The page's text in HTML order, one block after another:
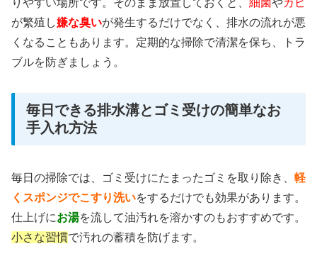
りやすい場所です。そのまま放置しておくと、 細菌やカビ
が繁殖し嫌な臭いが発生するだけでなく、排水の流れが悪
くなることもあります。定期的な掃除で清潔を保ち、トラ
ブルを防ぎましょう。
毎日できる排水溝とゴミ受けの簡単なお
手入れ方法
毎日の掃除では、ゴミ受けにたまったゴミを取り除き、 軽
くスポンジでこすり洗いをするだけでも効果があります。
仕上げにお湯を流して油汚れを溶かすのもおすすめです。
小さな習慣で汚れの蓄積を防げます。